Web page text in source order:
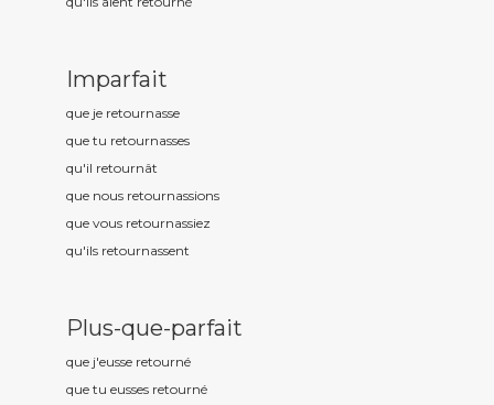
Imparfait
que je retournasse
que tu retournasses
qu'il retournât
que nous retournassions
que vous retournassiez
qu'ils retournassent
Plus-que-parfait
que j'eusse retourné
que tu eusses retourné